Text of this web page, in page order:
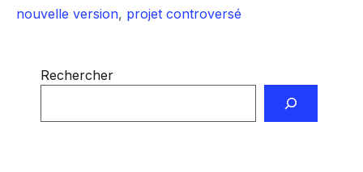
nouvelle version, projet controversé
Rechercher